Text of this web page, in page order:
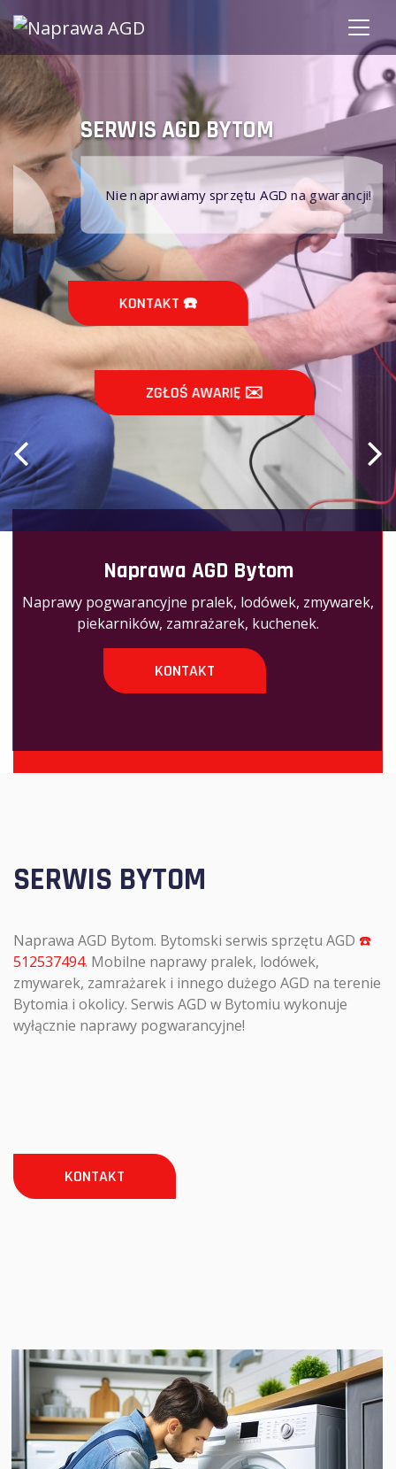
SERWIS AGD BYTOM
Nie naprawiamy sprzętu AGD na gwarancji!
KONTAKT ☎️
ZGŁOŚ AWARIĘ ✉️
Naprawa AGD Bytom
Naprawy pogwarancyjne pralek, lodówek, zmywarek,
piekarników, zamrażarek, kuchenek.
KONTAKT
SERWIS BYTOM
Naprawa AGD Bytom. Bytomski serwis sprzętu AGD ☎️
512537494. Mobilne naprawy pralek, lodówek,
zmywarek, zamrażarek i innego dużego AGD na terenie
Bytomia i okolicy. Serwis AGD w Bytomiu wykonuje
wyłącznie naprawy pogwarancyjne!
KONTAKT